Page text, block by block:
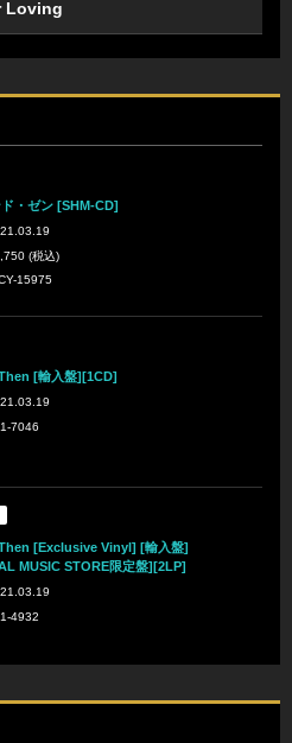
Loving
・ゼン [SHM-CD]
(税込)
15975
[輸入盤][1CD]
7046
[Exclusive Vinyl] [輸入盤]
MUSIC STORE限定盤][2LP]
4932